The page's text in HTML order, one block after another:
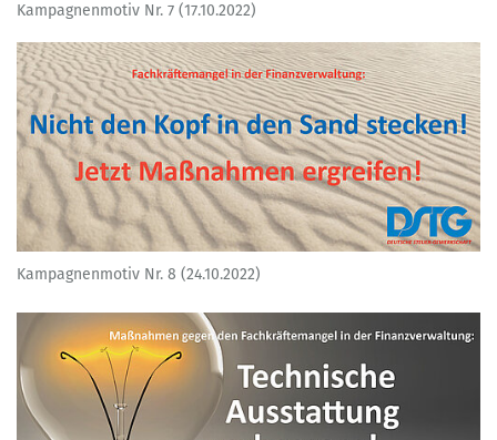
Kampagnenmotiv Nr. 7 (17.10.2022)
Kampagnenmotiv Nr. 8 (24.10.2022)